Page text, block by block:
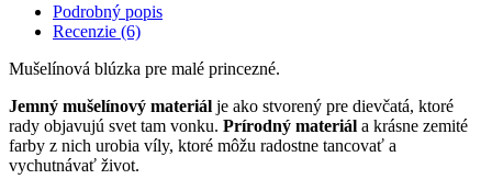
Podrobný popis
Recenzie (6)
Mušelínová blúzka pre malé princezné.
Jemný mušelínový materiál je ako stvorený pre dievčatá, ktoré
rady objavujú svet tam vonku. Prírodný materiál a krásne zemité
farby z nich urobia víly, ktoré môžu radostne tancovať a
vychutnávať život.